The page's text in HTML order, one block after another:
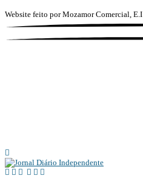
Website feito porMozamor Comercial, E.I